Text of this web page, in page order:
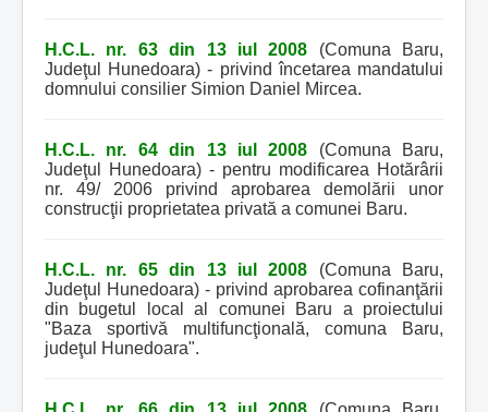
H.C.L. nr. 63 din 13 iul 2008 (Comuna Baru,
Judeţul Hunedoara) - privind încetarea mandatului
domnului consilier Simion Daniel Mircea.
H.C.L. nr. 64 din 13 iul 2008 (Comuna Baru,
Judeţul Hunedoara) - pentru modificarea Hotărârii
nr. 49/ 2006 privind aprobarea demolării unor
construcţii proprietatea privată a comunei Baru.
H.C.L. nr. 65 din 13 iul 2008 (Comuna Baru,
Judeţul Hunedoara) - privind aprobarea cofinanţării
din bugetul local al comunei Baru a proiectului
"Baza sportivă multifuncţională, comuna Baru,
judeţul Hunedoara".